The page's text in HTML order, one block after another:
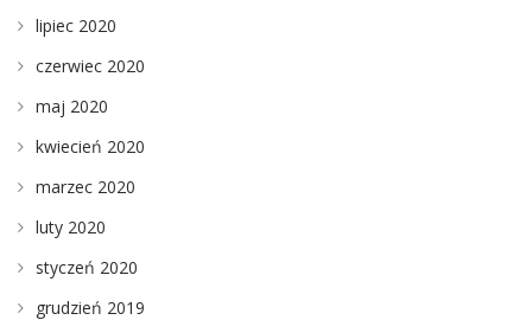
lipiec 2020
czerwiec 2020
maj 2020
kwiecień 2020
marzec 2020
luty 2020
styczeń 2020
grudzień 2019